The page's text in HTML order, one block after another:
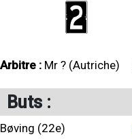
2
Arbitre : Mr ? (Autriche)
Buts :
Bøving (22e)